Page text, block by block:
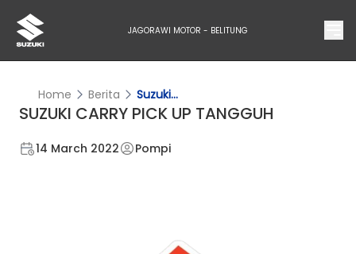
JAGORAWI MOTOR - BELITUNG
Home Berita Suzuki...
SUZUKI CARRY PICK UP TANGGUH
14 March 2022 Pompi